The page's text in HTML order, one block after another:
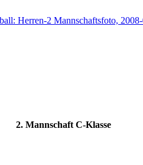
2. Mannschaft C-Klasse